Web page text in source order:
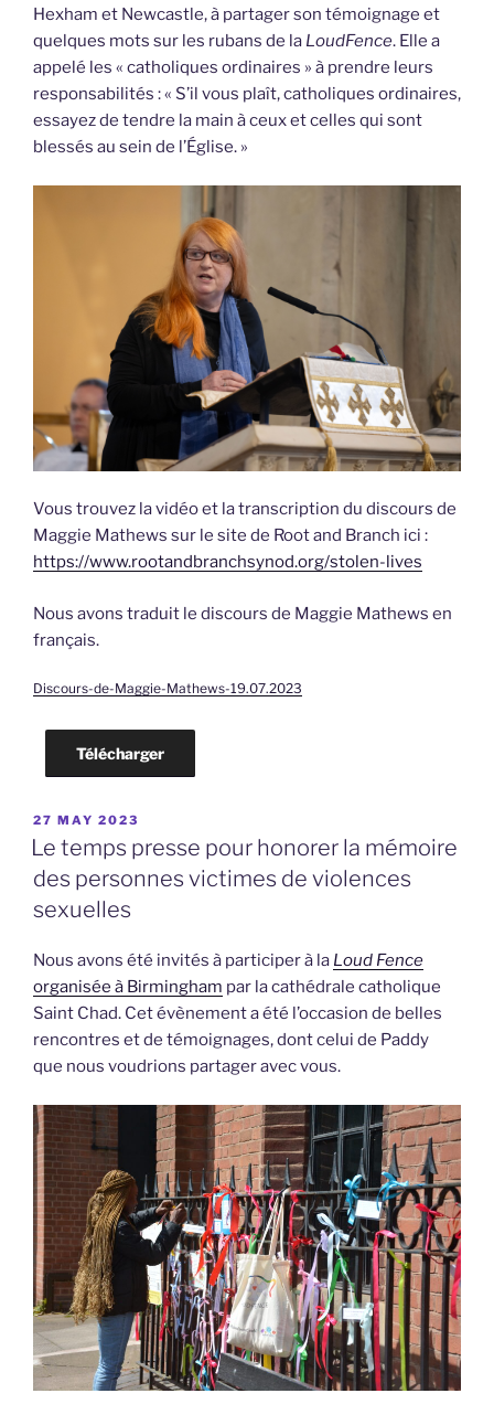
Hexham et Newcastle, à partager son témoignage et
quelques mots sur les rubans de la LoudFence. Elle a
appelé les « catholiques ordinaires » à prendre leurs
responsabilités : « S’il vous plaît, catholiques ordinaires,
essayez de tendre la main à ceux et celles qui sont
blessés au sein de l’Église. »
Vous trouvez la vidéo et la transcription du discours de
Maggie Mathews sur le site de Root and Branch ici :
https://www.rootandbranchsynod.org/stolen-lives
Nous avons traduit le discours de Maggie Mathews en
français.
Discours-de-Maggie-Mathews-19.07.2023
Télécharger
POSTED
ON
27 MAY 2023
Le temps presse pour honorer la mémoire
des personnes victimes de violences
sexuelles
Nous avons été invités à participer à la Loud Fence
organisée à Birmingham par la cathédrale catholique
Saint Chad. Cet évènement a été l’occasion de belles
rencontres et de témoignages, dont celui de Paddy
que nous voudrions partager avec vous.